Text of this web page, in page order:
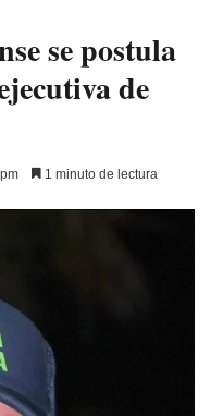
se postula
de
1 minuto de lectura